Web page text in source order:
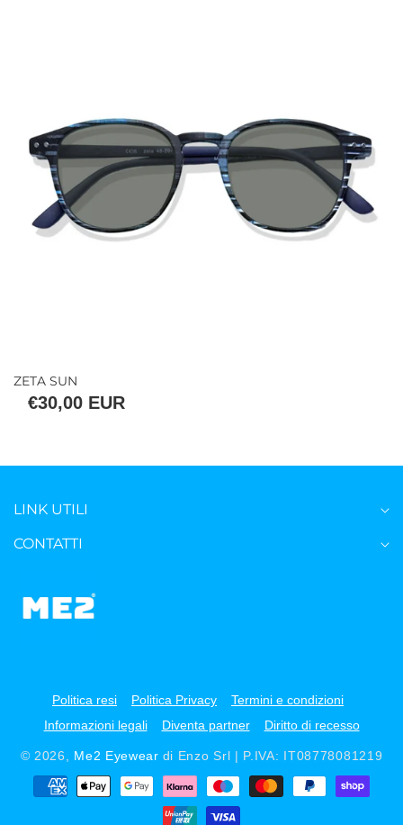
ZETA SUN
€30,00 EUR
LINK UTILI
CONTATTI
Politica resi Politica Privacy
Termini e condizioni
Informazioni legali
Diventa partner Diritto di recesso
© 2026, Me2 Eyewear di Enzo Srl | P.IVA: IT08778081219
Metodi